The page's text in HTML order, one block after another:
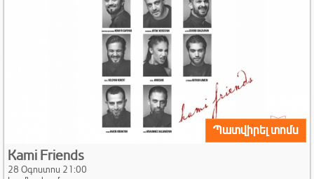
Պատվիրել տոմս
Kami Friends
28 Օգոստոս 21:00